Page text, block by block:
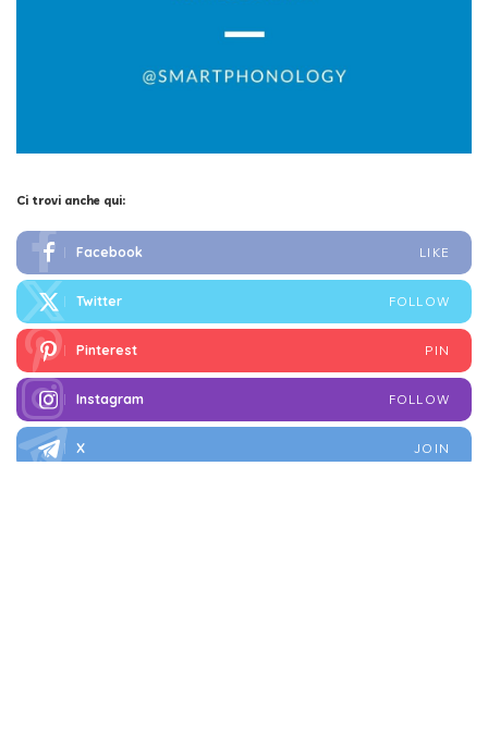
Ci trovi anche qui:
Facebook LIKE
Twitter FOLLOW
Pinterest PIN
Instagram FOLLOW
X JOIN